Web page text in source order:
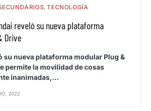
TECNOLOGÍA
reveló su nueva plataforma
Drive
su nueva plataforma modular Plug &
permite la movilidad de cosas
inanimadas,…
2022